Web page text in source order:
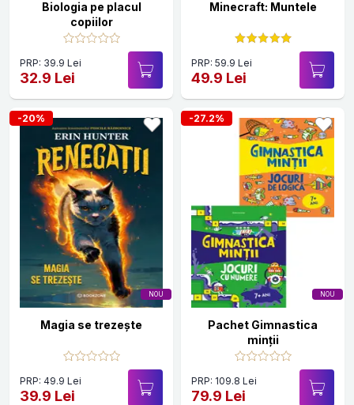
Biologia pe placul
copiilor
PRP: 39.9 Lei
32.9 Lei
Minecraft: Muntele
PRP: 59.9 Lei
49.9 Lei
NOU
-20%
Magia se trezește
PRP: 49.9 Lei
39.9 Lei
NOU
-27.2%
Pachet Gimnastica
minții
PRP: 109.8 Lei
79.9 Lei